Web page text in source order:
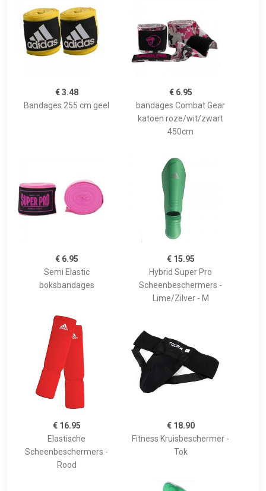
€ 3.48
Bandages 255 cm geel
€ 6.95
bandages Combat Gear
katoen roze/wit/zwart
450cm
€ 6.95
Semi Elastic
boksbandages
€ 15.95
Hybrid Super Pro
Scheenbeschermers -
Lime/Zilver - M
€ 16.95
Elastische
Scheenbeschermers -
Rood
€ 18.90
Fitness Kruisbeschermer -
Tok